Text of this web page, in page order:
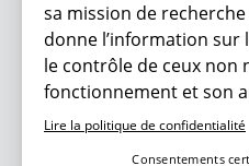
En ce moment
sa mission de
donne l’information sur
le contrôle de ceux non
fonctionnement et son
Lire la politique de confidentialité
Consentements